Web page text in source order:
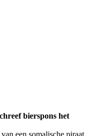
bierspons het
een somalische piraat.